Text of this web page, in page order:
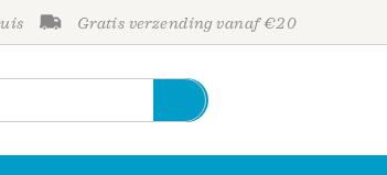
Gratis verzending vanaf €20